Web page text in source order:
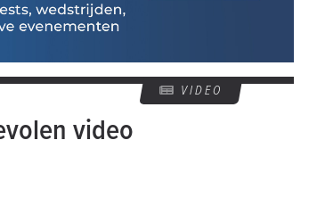
VIDEO
video